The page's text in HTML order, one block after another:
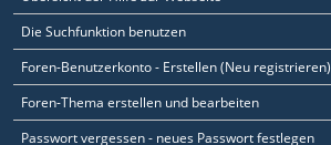
Die Suchfunktion benutzen
Foren-Benutzerkonto - Erstellen (Neu registrieren)
Foren-Thema erstellen und bearbeiten
Passwort vergessen - neues Passwort festlegen